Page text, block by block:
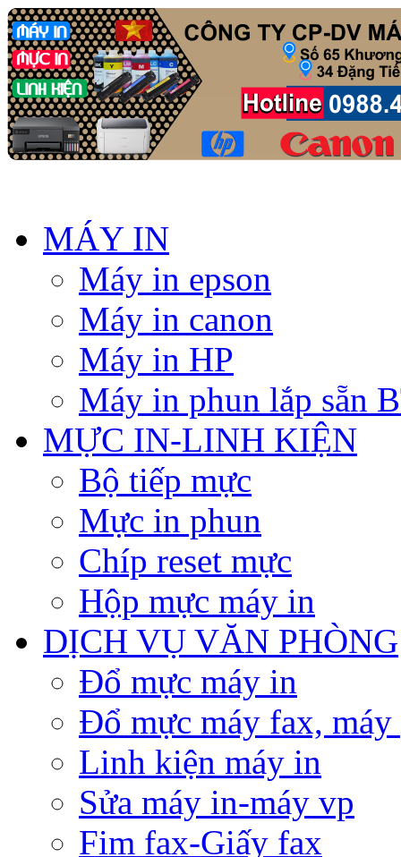
MÁY IN
Máy in epson
Máy in canon
Máy in HP
Máy in phun lắp sẵn
MỰC IN-LINH KIỆN
Bộ tiếp mực
Mực in phun
Chíp reset mực
Hộp mực máy in
DỊCH VỤ VĂN PHÒNG
Đổ mực máy in
Đổ mực máy fax, máy
Linh kiện máy in
Sửa máy in-máy vp
Fim fax-Giấy fax